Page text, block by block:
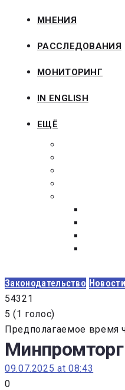
МНЕНИЯ
РАССЛЕДОВАНИЯ
МОНИТОРИНГ
IN ENGLISH
ЕЩЁ
Законодательство Новости
54321
5 (1 голос)
Предполагаемое время
09.07.2025 at 08:43
0